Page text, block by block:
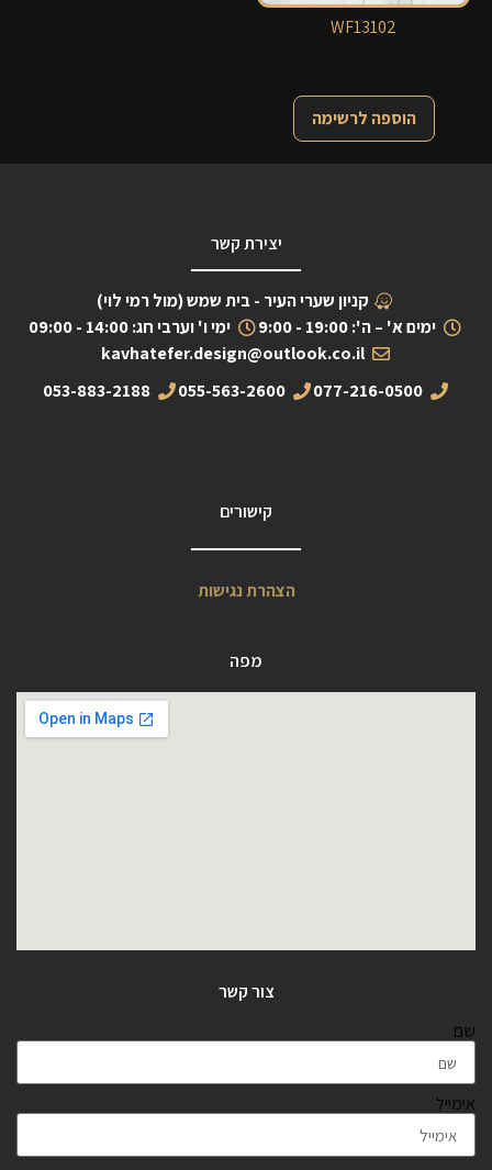
WF13102
הוספה לרשימה
יצירת קשר
קניון שערי העיר - בית שמש (מול רמי לוי)
ימים א' – ה': 19:00 - 9:00
ימי ו' וערבי חג: 14:00 - 09:00
kavhatefer.design@outlook.co.il
077-216-0500
055-563-2600
053-883-2188
קישורים
הצהרת נגישות
מפה
צור קשר
שם
אימייל